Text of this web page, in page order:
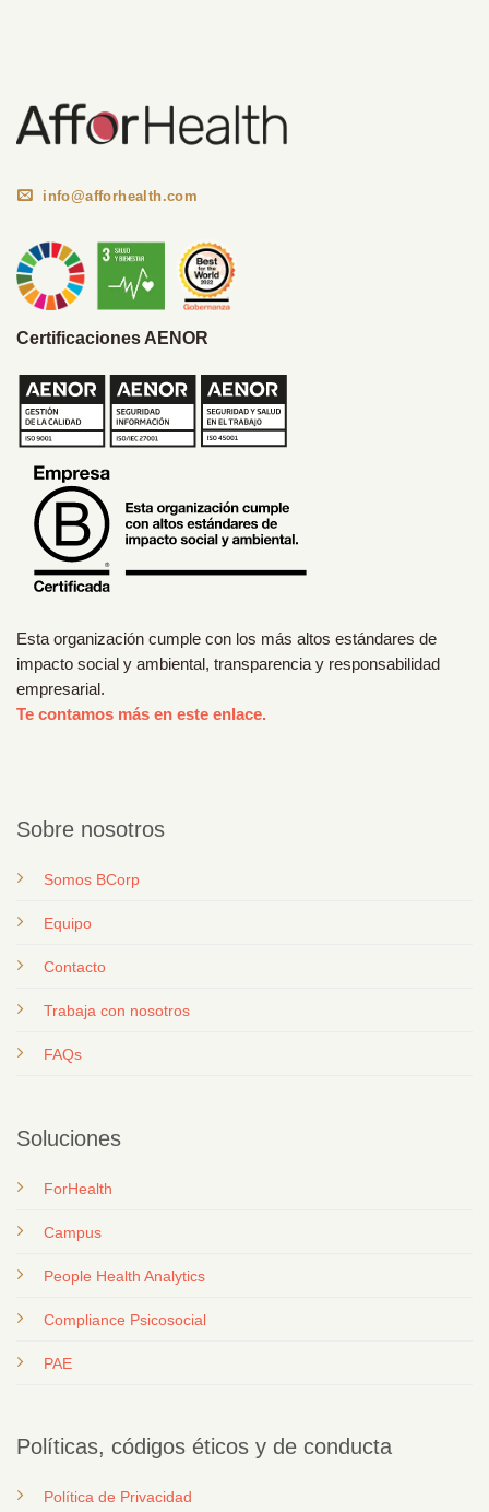
info@afforhealth.com
Certificaciones AENOR
Esta organización cumple con los más altos estándares de
impacto social y ambiental, transparencia y responsabilidad
empresarial.
Te contamos más en este enlace.
Sobre nosotros
Somos BCorp
Equipo
Contacto
Trabaja con nosotros
FAQs
Soluciones
ForHealth
Campus
People Health Analytics
Compliance Psicosocial
PAE
Políticas, códigos éticos y de conducta
Política de Privacidad